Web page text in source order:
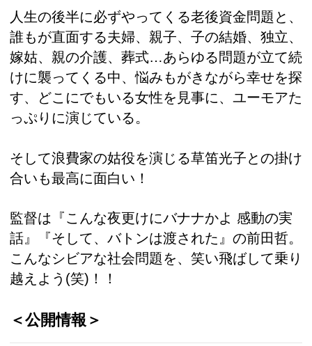
人生の後半に必ずやってくる老後資金問題と、
誰もが直面する夫婦、親子、子の結婚、独立、
嫁姑、親の介護、葬式…あらゆる問題が立て続
けに襲ってくる中、悩みもがきながら幸せを探
す、どこにでもいる女性を見事に、ユーモアた
っぷりに演じている。
そして浪費家の姑役を演じる草笛光子との掛け
合いも最高に面白い！
監督は『こんな夜更けにバナナかよ 感動の実
話』『そして、バトンは渡された』の前田哲。
こんなシビアな社会問題を、笑い飛ばして乗り
越えよう(笑)！！
＜公開情報＞